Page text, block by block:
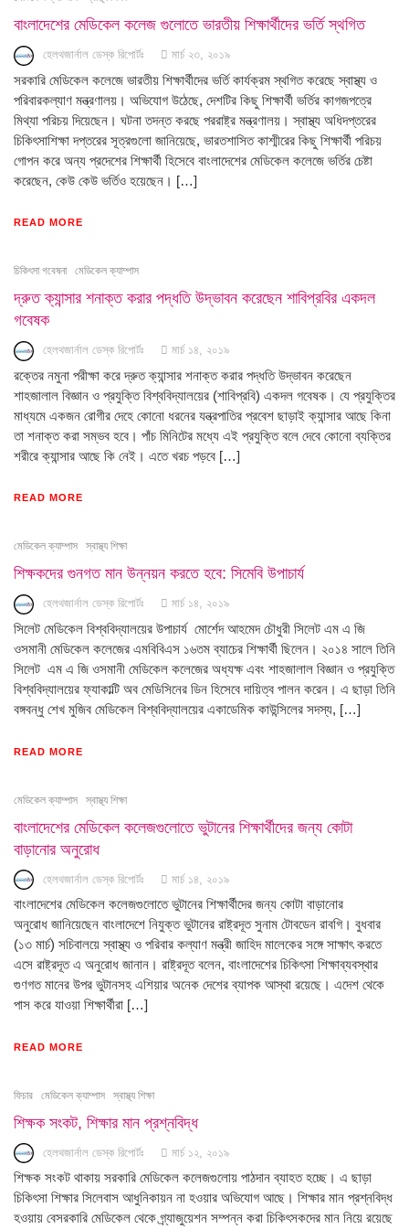
বাংলাদেশের মেডিকেল কলেজ গুলোতে ভারতীয় শিক্ষার্থীদের ভর্তি স্থগিত
হেলথজার্নাল ডেস্ক রিপোর্টঃ মার্চ ২৩, ২০১৯
সরকারি মেডিকেল কলেজে ভারতীয় শিক্ষার্থীদের ভর্তি কার্যক্রম স্থগিত করেছে স্বাস্থ্য ও
পরিবারকল্যাণ মন্ত্রণালয়। অভিযোগ উঠেছে, দেশটির কিছু শিক্ষার্থী ভর্তির কাগজপত্রে
মিথ্যা পরিচয় দিয়েছেন। ঘটনা তদন্ত করছে পররাষ্ট্র মন্ত্রণালয়। স্বাস্থ্য অধিদপ্তরের
চিকিৎসাশিক্ষা দপ্তরের সূত্রগুলো জানিয়েছে, ভারতশাসিত কাশ্মীরের কিছু শিক্ষার্থী পরিচয়
গোপন করে অন্য প্রদেশের শিক্ষার্থী হিসেবে বাংলাদেশের মেডিকেল কলেজে ভর্তির চেষ্টা
করেছেন, কেউ কেউ ভর্তিও হয়েছেন। […]
READ MORE
চিকিৎসা গবেষনা মেডিকেল ক্যাম্পাস
দ্রুত ক্যান্সার শনাক্ত করার পদ্ধতি উদ্ভাবন করেছেন শাবিপ্রবির একদল
গবেষক
হেলথজার্নাল ডেস্ক রিপোর্টঃ মার্চ ১৪, ২০১৯
রক্তের নমুনা পরীক্ষা করে দ্রুত ক্যান্সার শনাক্ত করার পদ্ধতি উদ্ভাবন করেছেন
শাহজালাল বিজ্ঞান ও প্রযুক্তি বিশ্ববিদ্যালয়ের (শাবিপ্রবি) একদল গবেষক। যে প্রযুক্তির
মাধ্যমে একজন রোগীর দেহে কোনো ধরনের যন্ত্রপাতির প্রবেশ ছাড়াই ক্যান্সার আছে কিনা
তা শনাক্ত করা সম্ভব হবে। পাঁচ মিনিটের মধ্যে এই প্রযুক্তি বলে দেবে কোনো ব্যক্তির
শরীরে ক্যান্সার আছে কি নেই। এতে খরচ পড়বে […]
READ MORE
মেডিকেল ক্যাম্পাস স্বাস্থ্য শিক্ষা
শিক্ষকদের গুনগত মান উন্নয়ন করতে হবে: সিমেবি উপাচার্য
হেলথজার্নাল ডেস্ক রিপোর্টঃ মার্চ ১৪, ২০১৯
সিলেট মেডিকেল বিশ্ববিদ্যালয়ের উপাচার্য মোর্শেদ আহমেদ চৌধুরী সিলেট এম এ জি
ওসমানী মেডিকেল কলেজের এমবিবিএস ১৬তম ব্যাচের শিক্ষার্থী ছিলেন। ২০১৪ সালে তিনি
সিলেট এম এ জি ওসমানী মেডিকেল কলেজের অধ্যক্ষ এবং শাহজালাল বিজ্ঞান ও প্রযুক্তি
বিশ্ববিদ্যালয়ের ফ্যাকাল্টি অব মেডিসিনের ডিন হিসেবে দায়িত্ব পালন করেন। এ ছাড়া তিনি
বঙ্গবন্ধু শেখ মুজিব মেডিকেল বিশ্ববিদ্যালয়ের একাডেমিক কাউন্সিলের সদস্য, […]
READ MORE
মেডিকেল ক্যাম্পাস স্বাস্থ্য শিক্ষা
বাংলাদেশের মেডিকেল কলেজগুলোতে ভুটানের শিক্ষার্থীদের জন্য কোটা
বাড়ানোর অনুরোধ
হেলথজার্নাল ডেস্ক রিপোর্টঃ মার্চ ১৪, ২০১৯
বাংলাদেশের মেডিকেল কলেজগুলোতে ভুটানের শিক্ষার্থীদের জন্য কোটা বাড়ানোর
অনুরোধ জানিয়েছেন বাংলাদেশে নিযুক্ত ভুটানের রাষ্ট্রদূত সুনাম টোবডেন রাবগি। বুধবার
(১৩ মার্চ) সচিবালয়ে স্বাস্থ্য ও পরিবার কল্যাণ মন্ত্রী জাহিদ মালেকের সঙ্গে সাক্ষাৎ করতে
এসে রাষ্ট্রদূত এ অনুরোধ জানান। রাষ্ট্রদূত বলেন, বাংলাদেশের চিকিৎসা শিক্ষাব্যবস্থার
গুণগত মানের উপর ভুটানসহ এশিয়ার অনেক দেশের ব্যাপক আস্থা রয়েছে। এদেশ থেকে
পাস করে যাওয়া শিক্ষার্থীরা […]
READ MORE
ফিচার মেডিকেল ক্যাম্পাস স্বাস্থ্য শিক্ষা
শিক্ষক সংকট, শিক্ষার মান প্রশ্নবিদ্ধ
হেলথজার্নাল ডেস্ক রিপোর্টঃ মার্চ ১২, ২০১৯
শিক্ষক সংকট থাকায় সরকারি মেডিকেল কলেজগুলোয় পাঠদান ব্যাহত হচ্ছে। এ ছাড়া
চিকিৎসা শিক্ষার সিলেবাস আধুনিকায়ন না হওয়ার অভিযোগ আছে। শিক্ষার মান প্রশ্নবিদ্ধ
হওয়ায় বেসরকারি মেডিকেল থেকে গ্র্যাজুয়েশন সম্পন্ন করা চিকিৎসকদের মান নিয়ে রয়েছে